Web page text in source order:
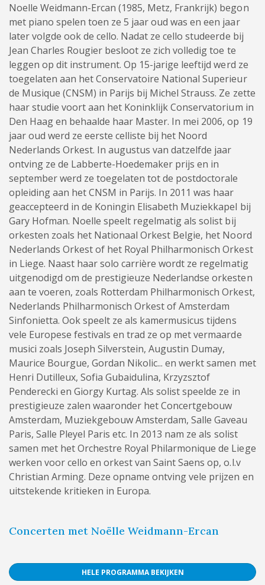
Noelle Weidmann-Ercan (1985, Metz, Frankrijk) begon
met piano spelen toen ze 5 jaar oud was en een jaar
later volgde ook de cello. Nadat ze cello studeerde bij
Jean Charles Rougier besloot ze zich volledig toe te
leggen op dit instrument. Op 15-jarige leeftijd werd ze
toegelaten aan het Conservatoire National Superieur
de Musique (CNSM) in Parijs bij Michel Strauss. Ze zette
haar studie voort aan het Koninklijk Conservatorium in
Den Haag en behaalde haar Master. In mei 2006, op 19
jaar oud werd ze eerste celliste bij het Noord
Nederlands Orkest. In augustus van datzelfde jaar
ontving ze de Labberte-Hoedemaker prijs en in
september werd ze toegelaten tot de postdoctorale
opleiding aan het CNSM in Parijs. In 2011 was haar
geaccepteerd in de Koningin Elisabeth Muziekkapel bij
Gary Hofman. Noelle speelt regelmatig als solist bij
orkesten zoals het Nationaal Orkest Belgie, het Noord
Nederlands Orkest of het Royal Philharmonisch Orkest
in Liege. Naast haar solo carrière wordt ze regelmatig
uitgenodigd om de prestigieuze Nederlandse orkesten
aan te voeren, zoals Rotterdam Philharmonisch Orkest,
Nederlands Philharmonisch Orkest of Amsterdam
Sinfonietta. Ook speelt ze als kamermusicus tijdens
vele Europese festivals en trad ze op met vermaarde
musici zoals Joseph Silverstein, Augustin Dumay,
Maurice Bourgue, Gordan Nikolic... en werkt samen met
Henri Dutilleux, Sofia Gubaidulina, Krzyzsztof
Penderecki en Giorgy Kurtag. Als solist speelde ze in
prestigieuze zalen waaronder het Concertgebouw
Amsterdam, Muziekgebouw Amsterdam, Salle Gaveau
Paris, Salle Pleyel Paris etc. In 2013 nam ze als solist
samen met het Orchestre Royal Philarmonique de Liege
werken voor cello en orkest van Saint Saens op, o.l.v
Christian Arming. Deze opname ontving vele prijzen en
uitstekende kritieken in Europa.
Concerten met Noëlle Weidmann-Ercan
HELE PROGRAMMA BEKIJKEN